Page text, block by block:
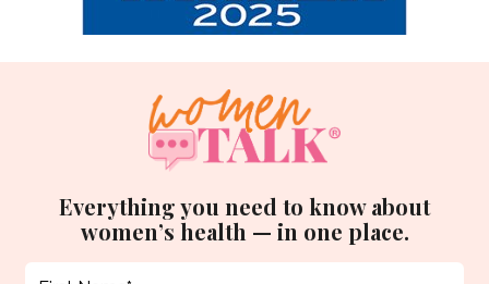
Everything you need to know about
women’s health — in one place.